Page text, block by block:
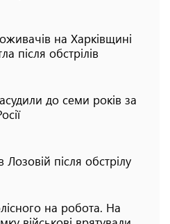
на Харківщині
після обстрілів
до семи років за
після обстрілу
на робота. На